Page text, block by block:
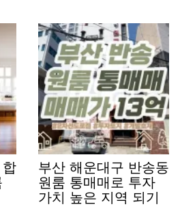
부산 해운대구 반송동
원룸 통매매로 투자
가치 높은 지역 되기